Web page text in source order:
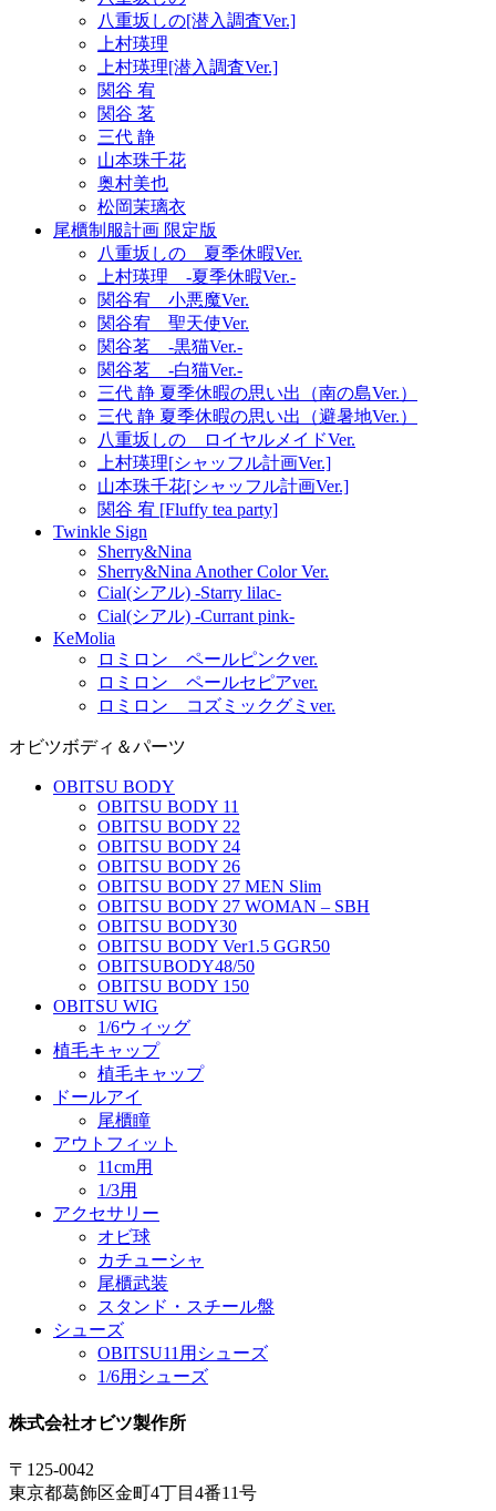
八重坂しの[潜入調査Ver.]
上村瑛理
上村瑛理[潜入調査Ver.]
関谷 宥
関谷 茗
三代 静
山本珠千花
奥村美也
松岡茉璃衣
尾櫃制服計画 限定版
八重坂しの 夏季休暇Ver.
上村瑛理 -夏季休暇Ver.-
関谷宥 小悪魔Ver.
関谷宥 聖天使Ver.
関谷茗 -黒猫Ver.-
関谷茗 -白猫Ver.-
三代 静 夏季休暇の思い出（南の島Ver.）
三代 静 夏季休暇の思い出（避暑地Ver.）
八重坂しの ロイヤルメイドVer.
上村瑛理[シャッフル計画Ver.]
山本珠千花[シャッフル計画Ver.]
関谷 宥 [Fluffy tea party]
Twinkle Sign
Sherry&Nina
Sherry&Nina Another Color Ver.
Cial(シアル) -Starry lilac-
Cial(シアル) -Currant pink-
KeMolia
ロミロン ペールピンクver.
ロミロン ペールセピアver.
ロミロン コズミックグミver.
オビツボディ＆パーツ
OBITSU BODY
OBITSU BODY 11
OBITSU BODY 22
OBITSU BODY 24
OBITSU BODY 26
OBITSU BODY 27 MEN Slim
OBITSU BODY 27 WOMAN – SBH
OBITSU BODY30
OBITSU BODY Ver1.5 GGR50
OBITSUBODY48/50
OBITSU BODY 150
OBITSU WIG
1/6ウィッグ
植毛キャップ
植毛キャップ
ドールアイ
尾櫃瞳
アウトフィット
11cm用
1/3用
アクセサリー
オビ球
カチューシャ
尾櫃武装
スタンド・スチール盤
シューズ
OBITSU11用シューズ
1/6用シューズ
株式会社オビツ製作所
〒125-0042
東京都葛飾区金町4丁目4番11号